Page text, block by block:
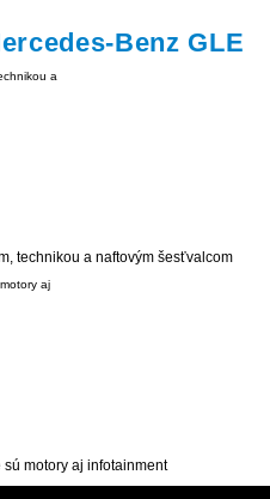
Benz GLE
technikou a naftovým šesťvalcom
motory aj infotainment